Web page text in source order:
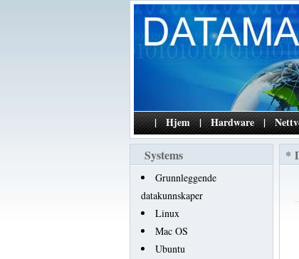
| Hjem | Hardware |
Systems
Grunnleggende
datakunnskaper
Linux
Mac OS
Ubuntu
*